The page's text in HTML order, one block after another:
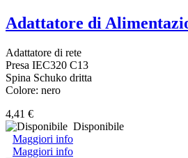
Adattatore di
Adattatore di rete
Presa IEC320 C13
Spina Schuko dritta
Colore: nero
4,41 €
Disponibile
Maggiori info
Maggiori info